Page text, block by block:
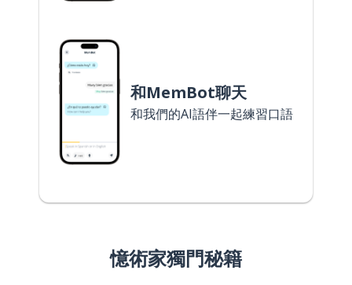
和MemBot聊天
和我們的AI語伴一起練習口語
憶術家獨門秘籍